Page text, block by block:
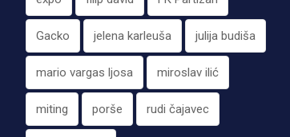
Gacko jelena karleuša julija budiša
mario vargas ljosa miroslav ilić
miting porše rudi čajavec